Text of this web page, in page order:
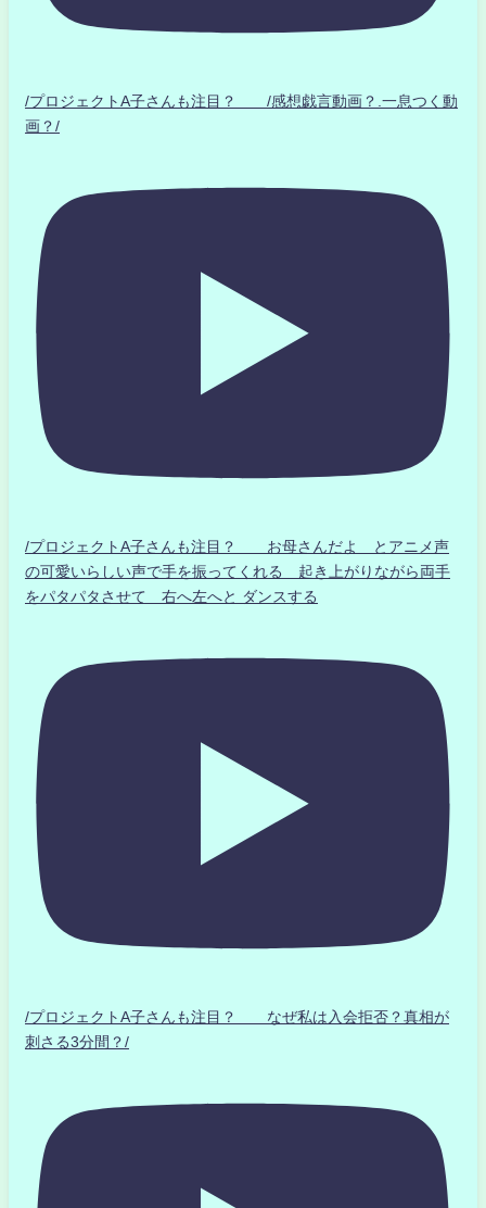
/プロジェクトA子さんも注目？ /感想戯言動画？.一息つく動
画？/
/プロジェクトA子さんも注目？ お母さんだよ とアニメ声
の可愛いらしい声で手を振ってくれる 起き上がりながら両手
をパタパタさせて 右へ左へと ダンスする
/プロジェクトA子さんも注目？ なぜ私は入会拒否？真相が
刺さる3分間？/